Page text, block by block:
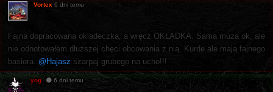
Vortex 6 dni temu
Fajna dopracowana okladeczka, a wręcz OKŁADKA. Sama muza ok, ale
nie odnotowałem dłuższej chęci obcowania z nią. Kurde ale mają fajnego
basiora. @Hajasz szarpaj grubego na ucho!!!
yog 6 dni temu